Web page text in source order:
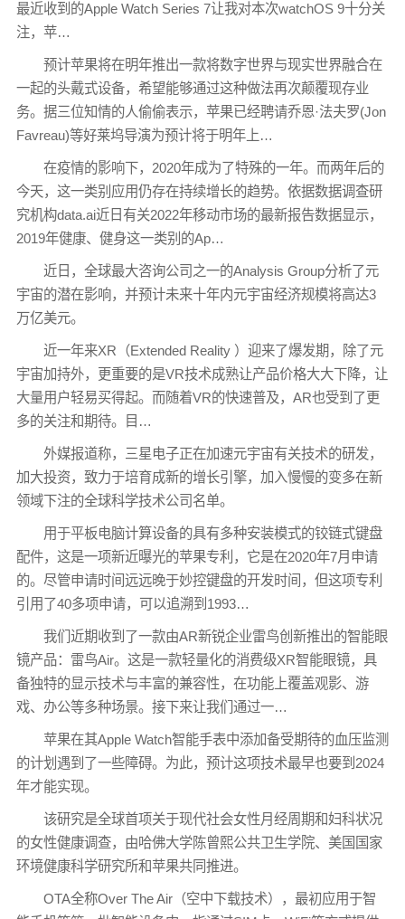
最近收到的Apple Watch Series 7让我对本次watchOS 9十分关
注，苹…
预计苹果将在明年推出一款将数字世界与现实世界融合在
一起的头戴式设备，希望能够通过这种做法再次颠覆现存业
务。据三位知情的人偷偷表示，苹果已经聘请乔恩·法夫罗(Jon
Favreau)等好莱坞导演为预计将于明年上…
在疫情的影响下，2020年成为了特殊的一年。而两年后的
今天，这一类别应用仍存在持续增长的趋势。依据数据调查研
究机构data.ai近日有关2022年移动市场的最新报告数据显示，
2019年健康、健身这一类别的Ap…
近日，全球最大咨询公司之一的Analysis Group分析了元
宇宙的潜在影响，并预计未来十年内元宇宙经济规模将高达3
万亿美元。
近一年来XR（Extended Reality ）迎来了爆发期，除了元
宇宙加持外，更重要的是VR技术成熟让产品价格大大下降，让
大量用户轻易买得起。而随着VR的快速普及，AR也受到了更
多的关注和期待。目…
外媒报道称，三星电子正在加速元宇宙有关技术的研发，
加大投资，致力于培育成新的增长引擎，加入慢慢的变多在新
领域下注的全球科学技术公司名单。
用于平板电脑计算设备的具有多种安装模式的铰链式键盘
配件，这是一项新近曝光的苹果专利，它是在2020年7月申请
的。尽管申请时间远远晚于妙控键盘的开发时间，但这项专利
引用了40多项申请，可以追溯到1993…
我们近期收到了一款由AR新锐企业雷鸟创新推出的智能眼
镜产品：雷鸟Air。这是一款轻量化的消费级XR智能眼镜，具
备独特的显示技术与丰富的兼容性，在功能上覆盖观影、游
戏、办公等多种场景。接下来让我们通过一…
苹果在其Apple Watch智能手表中添加备受期待的血压监测
的计划遇到了一些障碍。为此，预计这项技术最早也要到2024
年才能实现。
该研究是全球首项关于现代社会女性月经周期和妇科状况
的女性健康调查，由哈佛大学陈曾熙公共卫生学院、美国国家
环境健康科学研究所和苹果共同推进。
OTA全称Over The Air（空中下载技术），最初应用于智